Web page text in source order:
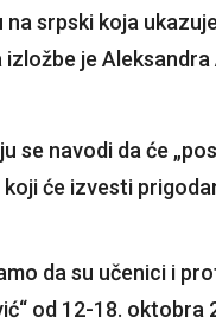
na srpski koja
je
se navodi da će
koji će izvesti
da su učenici i
od 12-18. oktobra